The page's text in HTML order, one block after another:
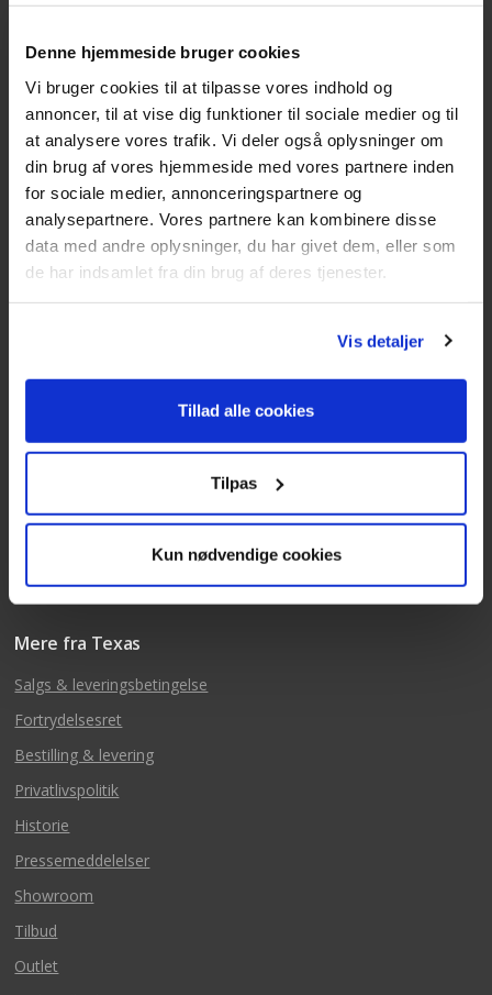
Denne hjemmeside bruger cookies
Vi bruger cookies til at tilpasse vores indhold og
annoncer, til at vise dig funktioner til sociale medier og til
at analysere vores trafik. Vi deler også oplysninger om
din brug af vores hjemmeside med vores partnere inden
for sociale medier, annonceringspartnere og
analysepartnere. Vores partnere kan kombinere disse
data med andre oplysninger, du har givet dem, eller som
de har indsamlet fra din brug af deres tjenester.
Vis detaljer
Tillad alle cookies
Tilpas
Kun nødvendige cookies
Kontakt
Texas A/S
Knullen 22
5260 Odense S
CVR: DK66212319
Kundeservice
Telefonerne er åben alle hverdage
Mere fra Texas
Salgs & leveringsbetingelse
Fortrydelsesret
Bestilling & levering
Privatlivspolitik
Historie
Pressemeddelelser
Showroom
Tilbud
Outlet